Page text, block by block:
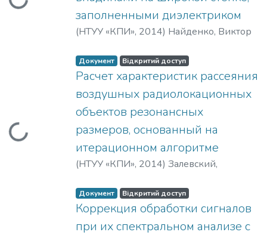
Вантажиться...
заполненными диэлектриком
(НТУУ «КПИ», 2014) Найденко, Виктор
Вантажиться...
Документ Відкритий доступ
Расчет характеристик рассеяния
воздушных радиолокационных
объектов резонансных
размеров, основанный на
итерационном алгоритме
(НТУУ «КПИ», 2014) Залевский,
Олег Ильич
Документ Відкритий доступ
Коррекция обработки сигналов
при их спектральном анализе с